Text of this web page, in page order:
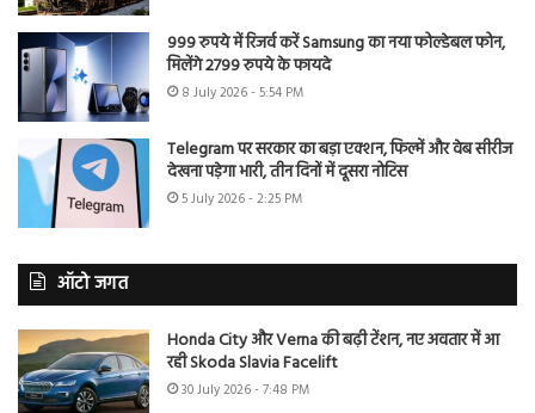
999 रुपये में रिजर्व करें Samsung का नया फोल्डेबल फोन,
मिलेंगे 2799 रुपये के फायदे
8 July 2026 - 5:54 PM
Telegram पर सरकार का बड़ा एक्शन, फिल्में और वेब सीरीज
देखना पड़ेगा भारी, तीन दिनों में दूसरा नोटिस
5 July 2026 - 2:25 PM
ऑटो जगत
Honda City और Verna की बढ़ी टेंशन, नए अवतार में आ
रही Skoda Slavia Facelift
30 July 2026 - 7:48 PM